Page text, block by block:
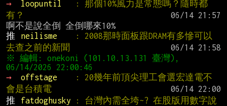
→ loopuntil
: 那個10%風力是常態嗎？隨時都
有？
推
neilisme
: 2008那時面板跟DRAM有多慘可以
去查之前的新聞
※ 編輯: onekoni (101.10.13.131 臺灣),
→
offstage
: 20幾年前頂尖理工會選宏達電不
會是台積電
推
fatdoghusky
: 台灣內需全垮~? 在股版用數字說